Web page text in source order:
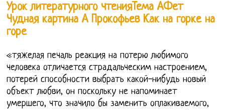
Урок литературного чтенияТема АФет
Чудная картина А Прокофьев Как на горке на
горе
«тяжелая печаль реакция на потерю любимого
человека отличается страдальческим настроением,
потерей способности выбрать какой-нибудь новый
объект любви, он поскольку не напоминает
умершего, что значило бы заменить оплакиваемого,